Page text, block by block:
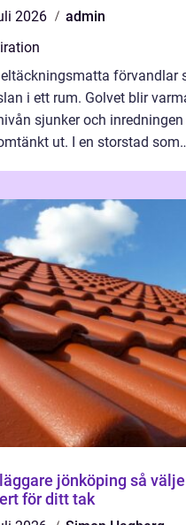
2026
admin
förvandlar
i ett rum. Golvet blir
sjunker och inredningen
ut. I en storstad som
jönköping så väljer du rätt
för ditt tak